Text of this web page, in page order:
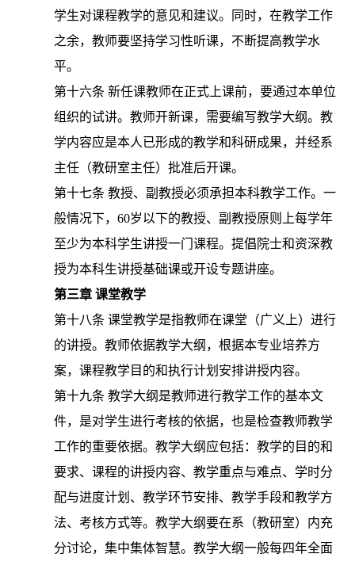
学生对课程教学的意见和建议。同时，在教学工作
之余，教师要坚持学习性听课，不断提高教学水
平。
第十六条 新任课教师在正式上课前，要通过本单位
组织的试讲。教师开新课，需要编写教学大纲。教
学内容应是本人已形成的教学和科研成果，并经系
主任（教研室主任）批准后开课。
第十七条 教授、副教授必须承担本科教学工作。一
般情况下， 60岁以下的教授、副教授原则上每学年
至少为本科学生讲授一门课程。提倡院士和资深教
授为本科生讲授基础课或开设专题讲座。
第三章 课堂教学
第十八条 课堂教学是指教师在课堂（广义上）进行
的讲授。教师依据教学大纲，根据本专业培养方
案，课程教学目的和执行计划安排讲授内容。
第十九条 教学大纲是教师进行教学工作的基本文
件，是对学生进行考核的依据，也是检查教师教学
工作的重要依据。教学大纲应包括：教学的目的和
要求、课程的讲授内容、教学重点与难点、学时分
配与进度计划、教学环节安排、教学手段和教学方
法、考核方式等。教学大纲要在系（教研室）内充
分讨论，集中集体智慧。教学大纲一般每四年全面